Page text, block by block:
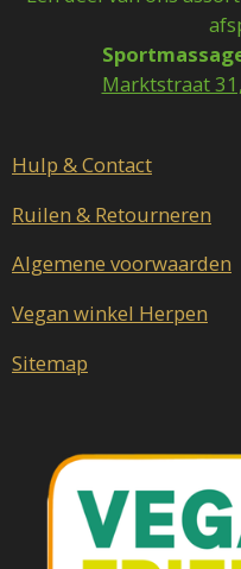
Marktstraat
Hulp & Contact
Ruilen & Retourneren
Algemene voorwaarden
Vegan winkel Herpen
Sitemap